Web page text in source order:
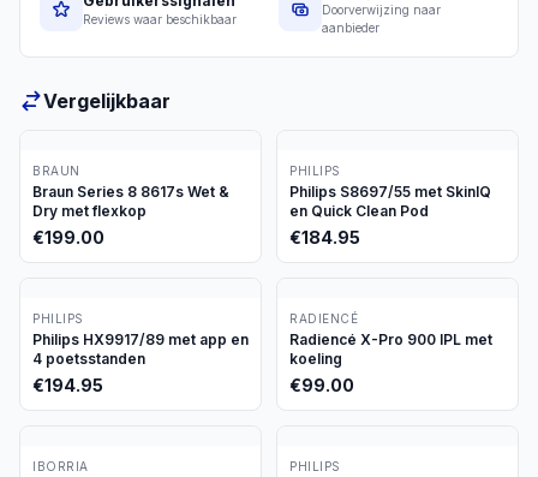
Reviews waar beschikbaar
Doorverwijzing naar
aanbieder
Vergelijkbaar
BRAUN
Braun Series 8 8617s Wet &
Dry met flexkop
€199.00
PHILIPS
Philips S8697/55 met SkinIQ
en Quick Clean Pod
€184.95
PHILIPS
Philips HX9917/89 met app en
4 poetsstanden
€194.95
RADIENCÉ
Radiencé X-Pro 900 IPL met
koeling
€99.00
IBORRIA PHILIPS